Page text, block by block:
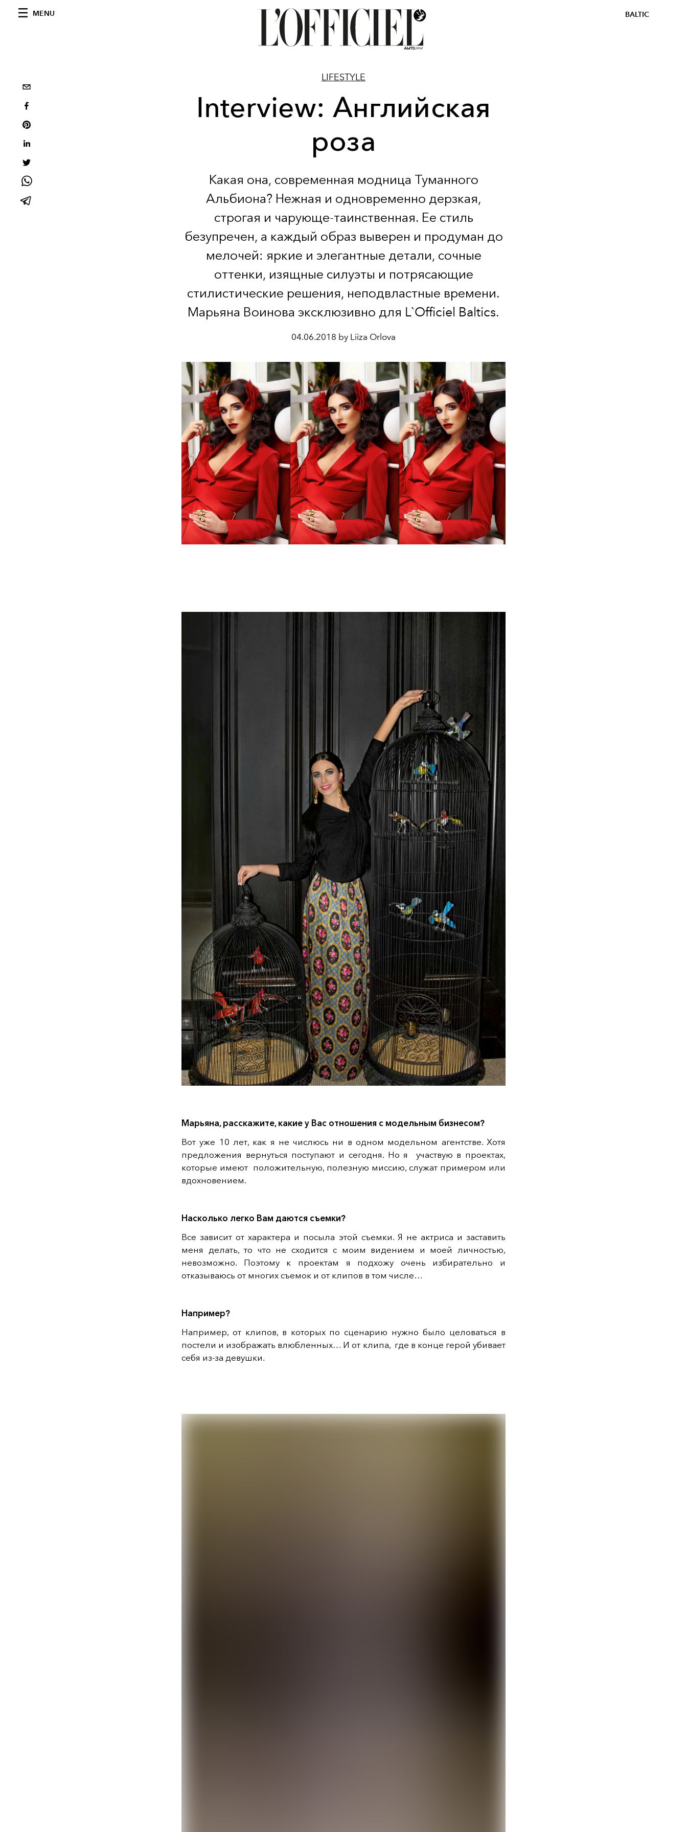
MENU BALTIC
LIFESTYLE
Interview: Английская
роза
Какая она, современная модница Туманного
Альбиона? Нежная и одновременно дерзкая,
строгая и чарующе-таинственная. Ее стиль
безупречен, а каждый образ выверен и продуман до
мелочей: яркие и элегантные детали, сочные
оттенки, изящные силуэты и потрясающие
стилистические решения, неподвластные времени.
Марьяна Воинова эксклюзивно для L`Officiel Baltics.
04.06.2018 by Liiza Orlova
Марьяна, расскажите, какие у Вас отношения с модельным бизнесом?
Вот уже 10 лет, как я не числюсь ни в одном модельном агентстве. Хотя
предложения вернуться поступают и сегодня. Но я участвую в проектах,
которые имеют положительную, полезную миссию, служат примером или
вдохновением.
Насколько легко Вам даются съемки?
Все зависит от характера и посыла этой съемки. Я не актриса и заставить
меня делать, то что не сходится с моим видением и моей личностью,
невозможно. Поэтому к проектам я подхожу очень избирательно и
отказываюсь от многих съемок и от клипов в том числе…
Например?
Например, от клипов, в которых по сценарию нужно было целоваться в
постели и изображать влюбленных… И от клипа, где в конце герой убивает
себя из-за девушки.